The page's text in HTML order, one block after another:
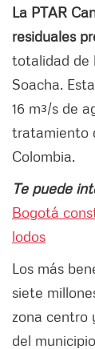
La PTAR
residuales
totalidad de
Soacha.
16 m³/s de
tratamiento
Colombia.
Te puede
Bogotá
lodos
Los más
siete
zona centro
del